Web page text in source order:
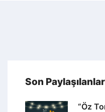
Son Paylaşılanlar
“Öz